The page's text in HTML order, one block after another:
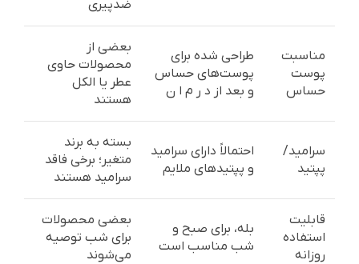
ضدپیری
مناسبت
پوست
حساس
طراحی شده برای
پوست‌های حساس
و بعد از د ر م ا ن
بعضی از
محصولات حاوی
عطر یا الکل
هستند
سرامید/
پپتید
احتمالاً دارای سرامید
و پپتیدهای ملایم
بسته به برند
متغیر؛ برخی فاقد
سرامید هستند
قابلیت
استفاده
روزانه
بله، برای صبح و
شب مناسب است
بعضی محصولات
برای شب توصیه
می‌شوند